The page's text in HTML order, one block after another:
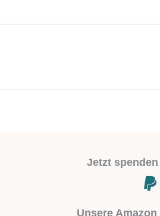
Jetzt
Unsere